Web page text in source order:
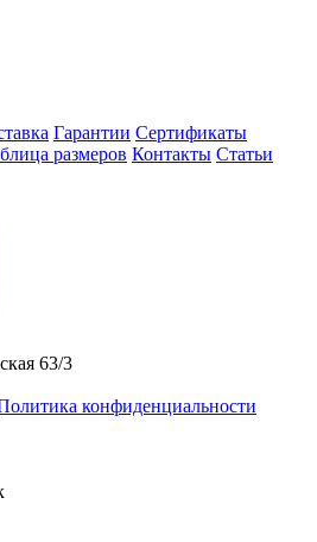
Гарантии Сертификаты
размеров Контакты Статьи
63/3
конфиденциальности